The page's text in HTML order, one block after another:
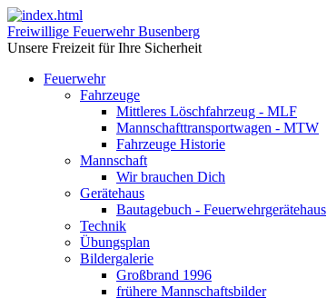
Freiwillige Feuerwehr Busenberg
Unsere Freizeit für Ihre Sicherheit
Feuerwehr
Fahrzeuge
Mittleres Löschfahrzeug - MLF
Mannschafttransportwagen - MTW
Fahrzeuge Historie
Mannschaft
Wir brauchen Dich
Gerätehaus
Bautagebuch - Feuerwehrgerätehaus
Technik
Übungsplan
Bildergalerie
Großbrand 1996
frühere Mannschaftsbilder